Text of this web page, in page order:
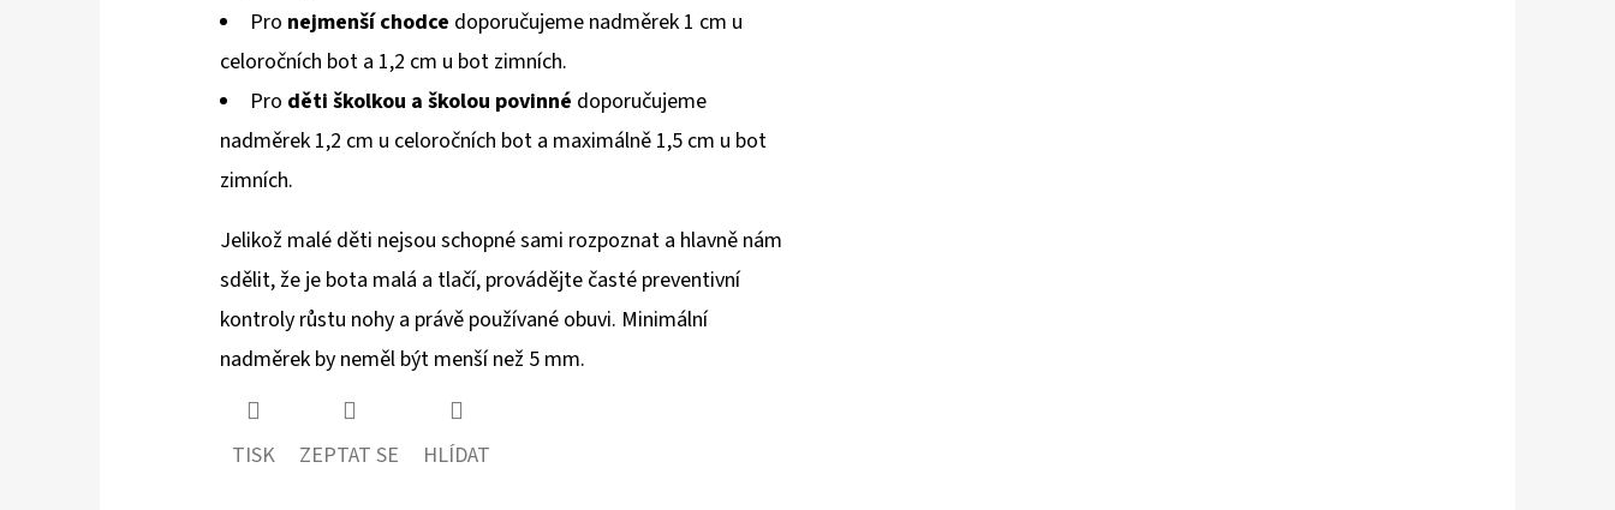
Pro nejmenší chodce doporučujeme nadměrek 1 cm u
celoročních bot a 1,2 cm u bot zimních.
Pro děti školkou a školou povinné doporučujeme
nadměrek 1,2 cm u celoročních bot a maximálně 1,5 cm u bot
zimních.
Jelikož malé děti nejsou schopné sami rozpoznat a hlavně nám
sdělit, že je bota malá a tlačí, provádějte časté preventivní
kontroly růstu nohy a právě používané obuvi. Minimální
nadměrek by neměl být menší než 5 mm.
TISK ZEPTAT SE HLÍDAT